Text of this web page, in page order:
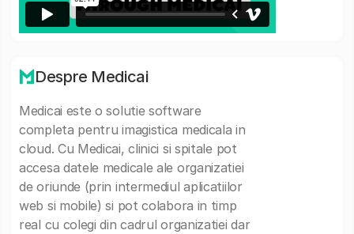
Despre Medicai
Medicai este o solutie software
completa pentru imagistica medicala in
cloud. Cu Medicai, clinici si spitale pot
accesa datele medicale ale organizatiei
de oriunde (prin intermediul aplicatiilor
web si mobile) si pot colabora in timp
real cu colegi din cadrul organizatiei dar